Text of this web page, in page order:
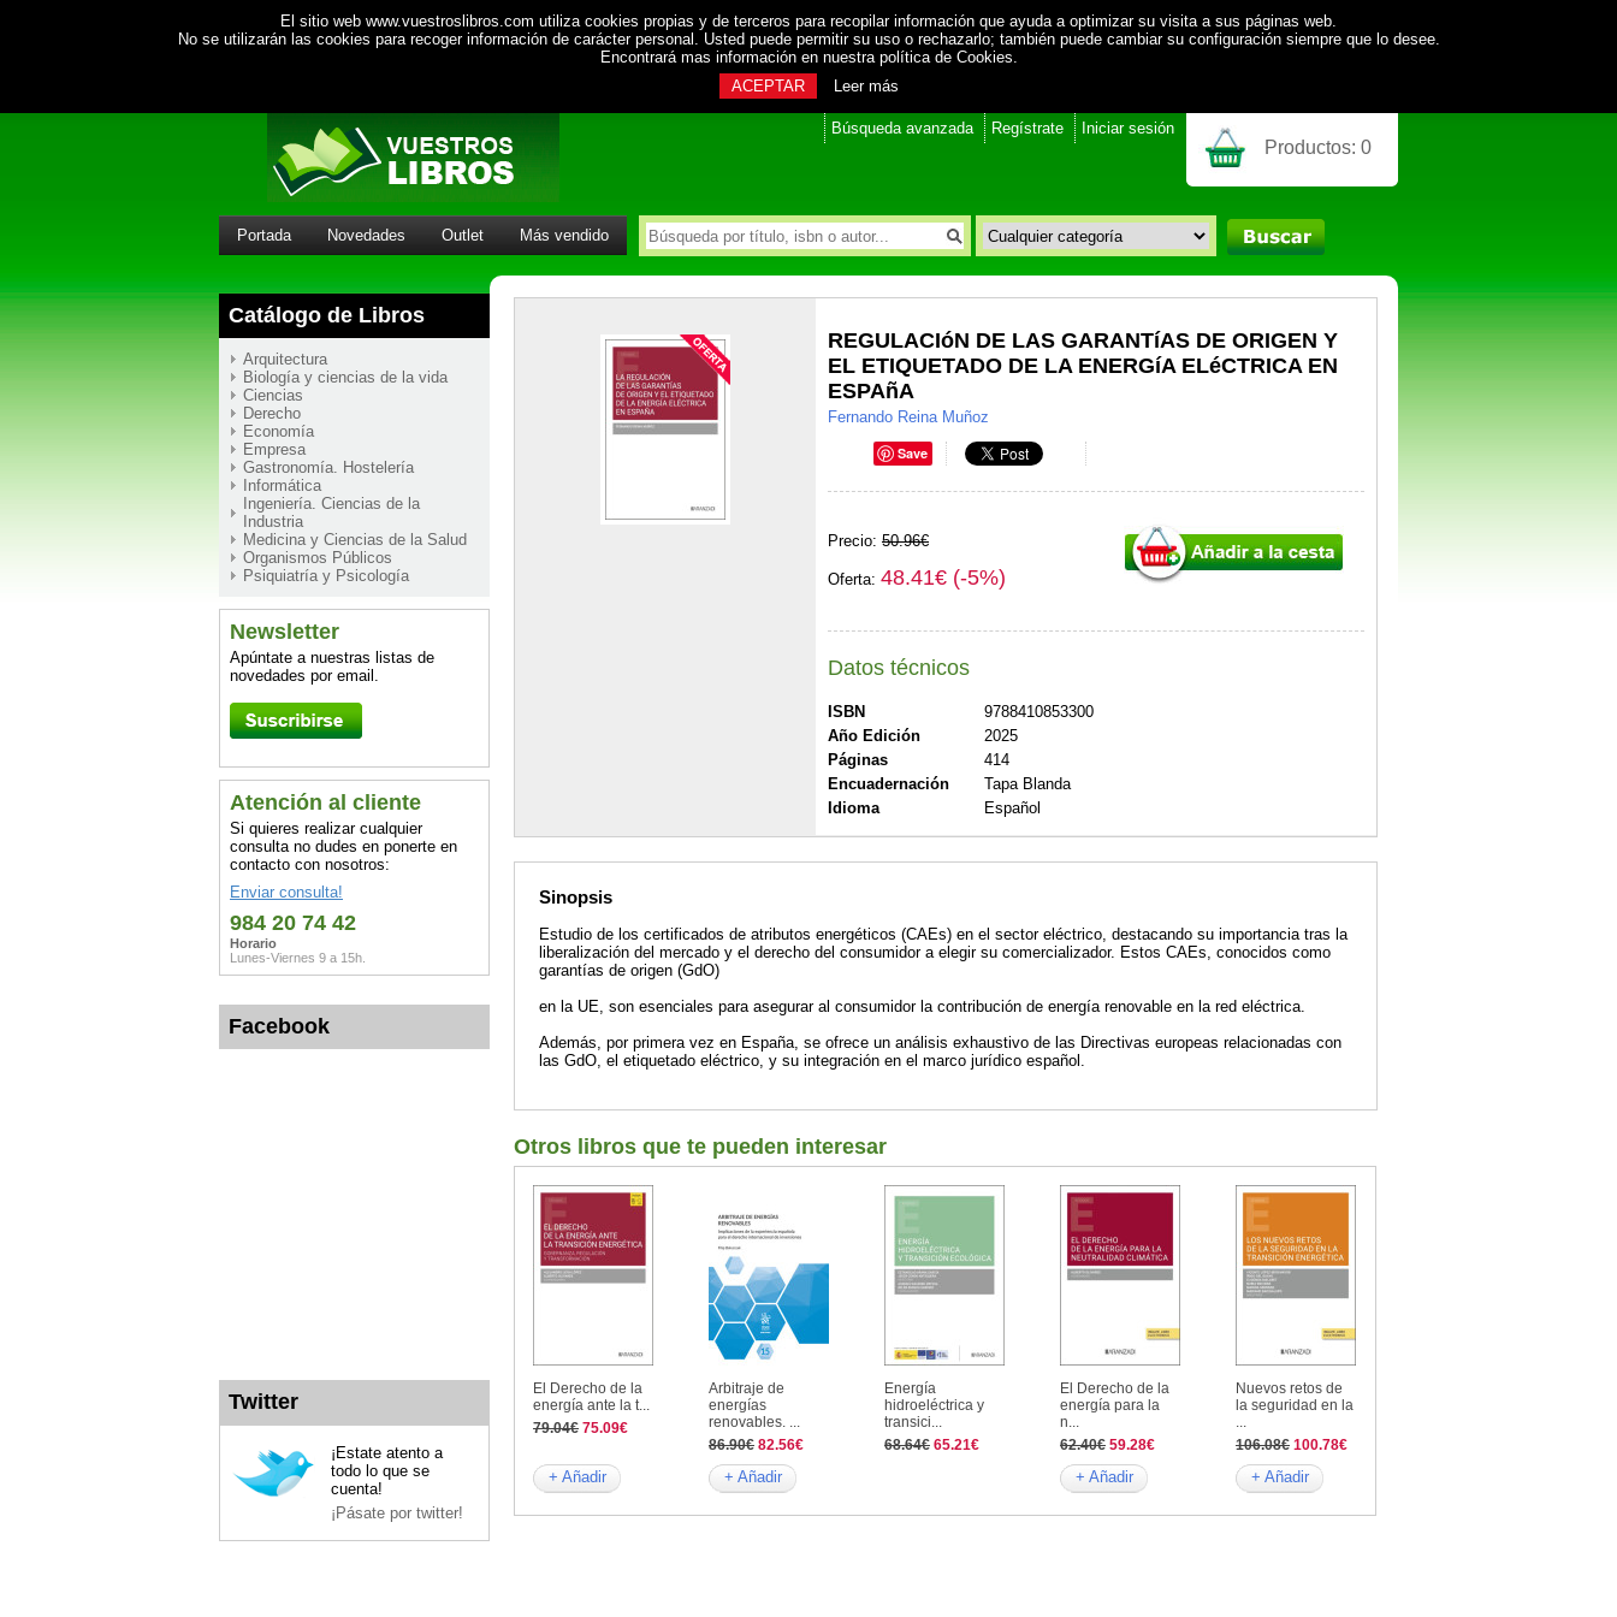
El sitio web www.vuestroslibros.com utiliza cookies propias y de terceros para recopilar información que ayuda a optimizar su visita a sus páginas web.
No se utilizarán las cookies para recoger información de carácter personal. Usted puede permitir su uso o rechazarlo; también puede cambiar su configuración siempre que lo desee.
Encontrará mas información en nuestra política de Cookies.
ACEPTAR
Leer más
Búsqueda avanzada Regístrate Iniciar sesión
Productos: 0
Portada Novedades Outlet Más vendido
Catálogo de Libros
Arquitectura
Biología y ciencias de la vida
Ciencias
Derecho
Economía
Empresa
Gastronomía. Hostelería
Informática
Ingeniería. Ciencias de la
Industria
Medicina y Ciencias de la Salud
Organismos Públicos
Psiquiatría y Psicología
Newsletter
Apúntate a nuestras listas de
novedades por email.
Atención al cliente
Si quieres realizar cualquier
consulta no dudes en ponerte en
contacto con nosotros:
Enviar consulta!
984 20 74 42
Horario
Lunes-Viernes 9 a 15h.
Facebook
Twitter
¡Estate atento a
todo lo que se
cuenta!
¡Pásate por twitter!
REGULACIóN DE LAS GARANTíAS DE ORIGEN Y
EL ETIQUETADO DE LA ENERGíA ELéCTRICA EN
ESPAñA
Fernando Reina Muñoz
Save
Precio: 50.96€
Oferta: 48.41€ (-5%)
Datos técnicos
ISBN
9788410853300
Año Edición
2025
Páginas
414
Encuadernación
Tapa Blanda
Idioma
Español
Sinopsis
Estudio de los certificados de atributos energéticos (CAEs) en el sector eléctrico, destacando su importancia tras la
liberalización del mercado y el derecho del consumidor a elegir su comercializador. Estos CAEs, conocidos como
garantías de origen (GdO)
en la UE, son esenciales para asegurar al consumidor la contribución de energía renovable en la red eléctrica.
Además, por primera vez en España, se ofrece un análisis exhaustivo de las Directivas europeas relacionadas con
las GdO, el etiquetado eléctrico, y su integración en el marco jurídico español.
Otros libros que te pueden interesar
El Derecho de la
energía ante la t...
79.04€ 75.09€
+ Añadir
Arbitraje de
energías
renovables. ...
86.90€ 82.56€
+ Añadir
Energía
hidroeléctrica y
transici...
68.64€ 65.21€
El Derecho de la
energía para la
n...
62.40€ 59.28€
+ Añadir
Nuevos retos de
la seguridad en la
...
106.08€ 100.78€
+ Añadir